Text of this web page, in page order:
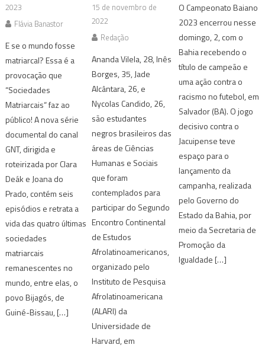
2023
Flávia Banastor
E se o mundo fosse
matriarcal? Essa é a
provocação que
“Sociedades
Matriarcais“ faz ao
público! A nova série
documental do canal
GNT, dirigida e
roteirizada por Clara
Deák e Joana do
Prado, contém seis
episódios e retrata a
vida das quatro últimas
sociedades
matriarcais
remanescentes no
mundo, entre elas, o
povo Bijagós, de
Guiné-Bissau, […]
15 de novembro de
2022
Redação
Ananda Vilela, 28, Inês
Borges, 35, Jade
Alcântara, 26, e
Nycolas Candido, 26,
são estudantes
negros brasileiros das
áreas de Ciências
Humanas e Sociais
que foram
contemplados para
participar do Segundo
Encontro Continental
de Estudos
Afrolatinoamericanos,
organizado pelo
Instituto de Pesquisa
Afrolatinoamericana
(ALARI) da
Universidade de
Harvard, em
O Campeonato Baiano
2023 encerrou nesse
domingo, 2, com o
Bahia recebendo o
título de campeão e
uma ação contra o
racismo no futebol, em
Salvador (BA). O jogo
decisivo contra o
Jacuipense teve
espaço para o
lançamento da
campanha, realizada
pelo Governo do
Estado da Bahia, por
meio da Secretaria de
Promoção da
Igualdade […]